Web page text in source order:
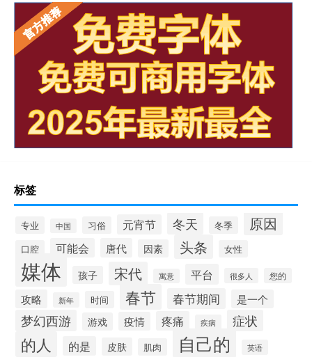
标签
专业 中国 习俗 元宵节 冬天 冬季 原因
口腔 可能会 唐代 因素 头条 女性
媒体 孩子 宋代 寓意 平台 很多人 您的
攻略 新年 时间 春节 春节期间 是一个
梦幻西游 游戏 疫情 疼痛 疾病 症状
的人 的是 皮肤 肌肉 自己的 英语